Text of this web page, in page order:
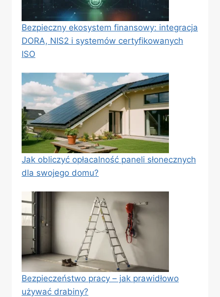
Bezpieczny ekosystem finansowy: integracja
DORA, NIS2 i systemów certyfikowanych
ISO
Jak obliczyć opłacalność paneli słonecznych
dla swojego domu?
Bezpieczeństwo pracy – jak prawidłowo
używać drabiny?